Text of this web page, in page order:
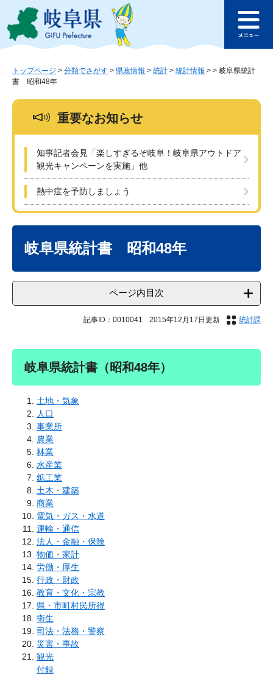
ジ
ュ
このページの本文へ
ュ
トップページ > 分類でさがす > 県政情報 > 統計 > 統計情報 > > 岐阜県統計
書 昭和48年
重要なお知らせ
知事記者会見「楽しすぎるぞ岐阜！岐阜県アウトドア
観光キャンペーンを実施」他
熱中症を予防しましょう
岐阜県統計書 昭和48年
ページ内目次
記事ID：0010041 2015年12月17日更新 統計課
岐阜県統計書（昭和48年）
土地・気象
人口
事業所
農業
林業
水産業
鉱工業
土木・建築
商業
電気・ガス・水道
運輸・通信
法人・金融・保険
物価・家計
労働・厚生
行政・財政
教育・文化・宗教
県・市町村民所得
衛生
司法・法務・警察
災害・事故
観光
付録